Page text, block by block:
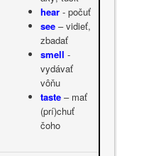
hear - počuť
see – vidieť,
zbadať
smell -
vydávať
vôňu
taste – mať
(prí)chuť
čoho